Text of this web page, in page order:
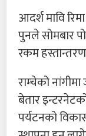
आदर्श मावि
पुनले सोमबार
रकम
राम्चेको नांगीमा
बेतार
पर्यटनको